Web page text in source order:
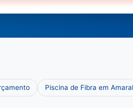
Piscina de Fibra em